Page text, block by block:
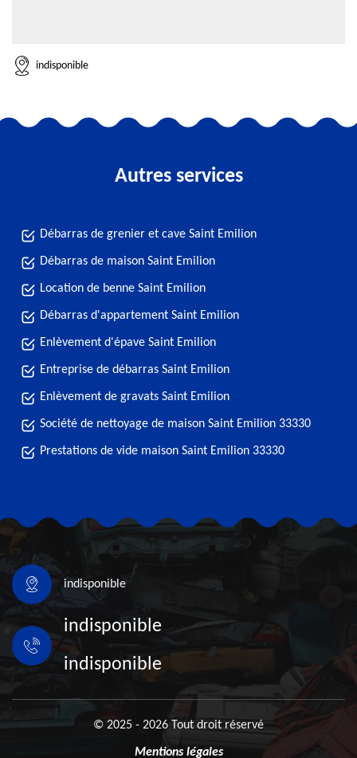
indisponible
Autres services
Débarras de grenier et cave Saint Emilion
Débarras de maison Saint Emilion
Location de benne Saint Emilion
Débarras d'appartement Saint Emilion
Enlèvement d'épave Saint Emilion
Entreprise de débarras Saint Emilion
Enlèvement de gravats Saint Emilion
Société de nettoyage de maison Saint Emilion 33330
Prestations de vide maison Saint Emilion 33330
indisponible
indisponible
indisponible
© 2025 - 2026 Tout droit réservé
Mentions légales